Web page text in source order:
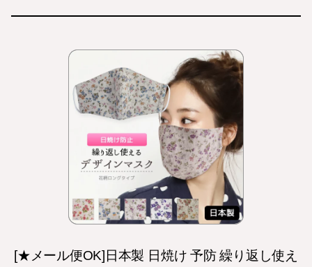
[★メール便OK]日本製 日焼け 予防 繰り返し使え